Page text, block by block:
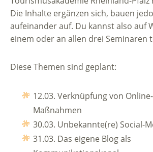
Die Inhalte ergänzen sich, bauen
aufeinander auf. Du kannst also auf
einem oder an allen drei Seminaren
Diese Themen sind geplant:
12.03. Verknüpfung von
Maßnahmen
30.03. Unbekannte(re) Social-
31.03. Das eigene Blog als